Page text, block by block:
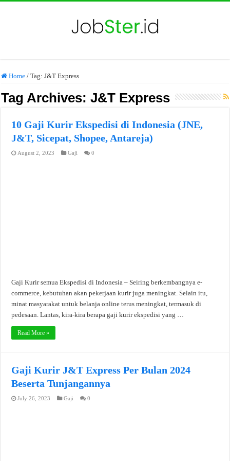
Home / Tag:J&T Express
Tag Archives:J&T Express
10 Gaji Kurir Ekspedisi di Indonesia (JNE,
J&T, Sicepat, Shopee, Antareja)
August 2, 2023 Gaji 0
Gaji Kurir semua Ekspedisi di Indonesia – Seiring berkembangnya e-
commerce, kebutuhan akan pekerjaan kurir juga meningkat. Selain itu,
minat masyarakat untuk belanja online terus meningkat, termasuk di
pedesaan. Lantas, kira-kira berapa gaji kurir ekspedisi yang …
Read More »
Gaji Kurir J&T Express Per Bulan 2024
Beserta Tunjangannya
July 26, 2023 Gaji 0